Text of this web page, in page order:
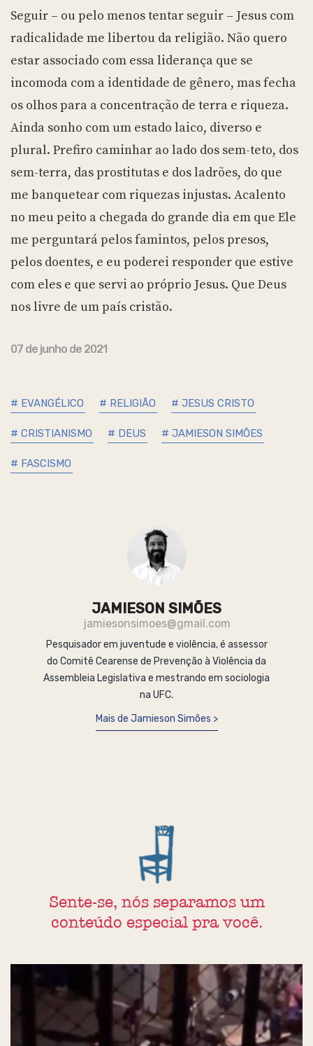
Seguir – ou pelo menos tentar seguir – Jesus com
radicalidade me libertou da religião. Não quero
estar associado com essa liderança que se
incomoda com a identidade de gênero, mas fecha
os olhos para a concentração de terra e riqueza.
Ainda sonho com um estado laico, diverso e
plural. Prefiro caminhar ao lado dos sem-teto, dos
sem-terra, das prostitutas e dos ladrões, do que
me banquetear com riquezas injustas. Acalento
no meu peito a chegada do grande dia em que Ele
me perguntará pelos famintos, pelos presos,
pelos doentes, e eu poderei responder que estive
com eles e que servi ao próprio Jesus. Que Deus
nos livre de um país cristão.
07 de junho de 2021
# EVANGÉLICO # RELIGIÃO # JESUS CRISTO
# CRISTIANISMO # DEUS # JAMIESON SIMÕES
# FASCISMO
JAMIESON SIMÕES
jamiesonsimoes@gmail.com
Pesquisador em juventude e violência, é assessor
do Comitê Cearense de Prevenção à Violência da
Assembleia Legislativa e mestrando em sociologia
na UFC.
Mais de Jamieson Simões
Sente-se, nós separamos um
conteúdo especial pra você.